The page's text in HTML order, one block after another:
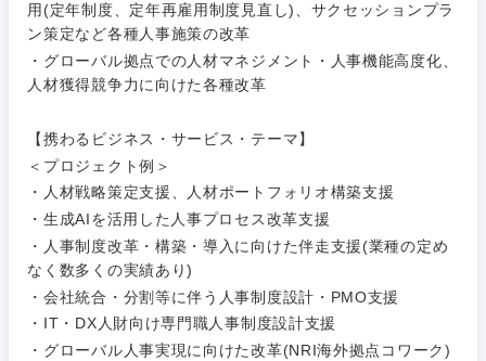
用(定年制度、定年再雇用制度見直し)、サクセッションプラ
ン策定など各種人事施策の改革
・グローバル拠点での人材マネジメント・人事機能高度化、
人材獲得競争力に向けた各種改革
【携わるビジネス・サービス・テーマ】
＜プロジェクト例＞
・人材戦略策定支援、人材ポートフォリオ構築支援
・生成AIを活用した人事プロセス改革支援
・人事制度改革・構築・導入に向けた伴走支援(業種の定め
なく数多くの実績あり)
・会社統合・分割等に伴う人事制度設計・PMO支援
・IT・DX人財向け専門職人事制度設計支援
・グローバル人事実現に向けた改革(NRI海外拠点コワーク)
コンサル
タント
（IT）、
Webサー
ビス・制
作、ゲー
ム
技術職
（モノづ
くり）
技術職（IT）、Webサービス・制作、ゲーム
技術職（モノづくり）
金融専門職
メディカル
不動産専門職
建設・施工管理
事務職
倉庫・運輸・物流
小売・通販・外食
IT・通信
WEBサービス
コンサル・シンクタンク
広告・宣伝・印刷
転勤なし
完全週休2日制